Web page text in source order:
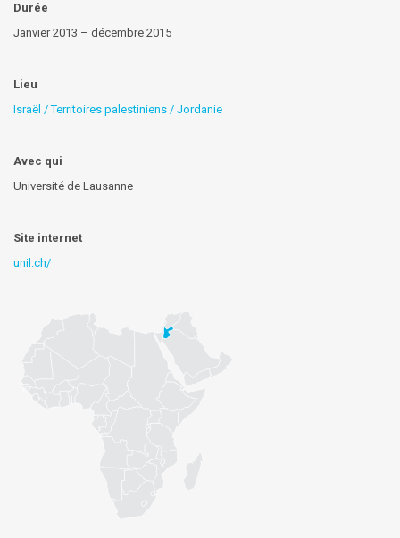
Durée
Janvier 2013 – décembre 2015
Lieu
Israël / Territoires palestiniens / Jordanie
Avec qui
Université de Lausanne
Site internet
unil.ch/